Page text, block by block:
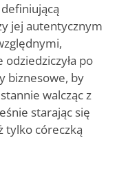
jej autentycznym
po
biznesowe, by
walcząc z
starając się
tylko córeczką